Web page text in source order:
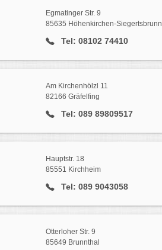
Egmatinger Str. 9
85635 Höhenkirchen-Siegertsbrunn
Tel: 08102 74410
Am Kirchenhölzl 11
82166 Gräfelfing
Tel: 089 89809517
Hauptstr. 18
85551 Kirchheim
Tel: 089 9043058
Otterloher Str. 9
85649 Brunnthal